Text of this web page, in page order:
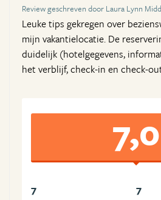
Review geschreven door Laura Lynn
Leuke tips gekregen over
mijn vakantielocatie. De
duidelijk (hotelgegevens,
het verblijf, check-in en check-
7,0
7 7